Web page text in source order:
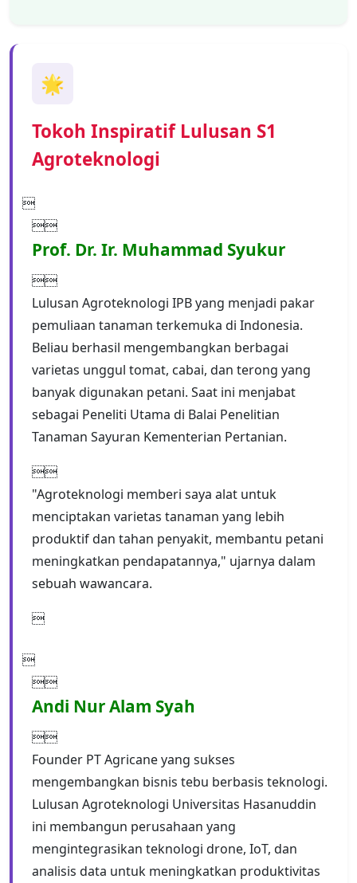
🌟
Tokoh Inspiratif Lulusan S1
Agroteknologi


Prof. Dr. Ir. Muhammad Syukur

Lulusan Agroteknologi IPB yang menjadi pakar
pemuliaan tanaman terkemuka di Indonesia.
Beliau berhasil mengembangkan berbagai
varietas unggul tomat, cabai, dan terong yang
banyak digunakan petani. Saat ini menjabat
sebagai Peneliti Utama di Balai Penelitian
Tanaman Sayuran Kementerian Pertanian.

"Agroteknologi memberi saya alat untuk
menciptakan varietas tanaman yang lebih
produktif dan tahan penyakit, membantu petani
meningkatkan pendapatannya," ujarnya dalam
sebuah wawancara.



Andi Nur Alam Syah

Founder PT Agricane yang sukses
mengembangkan bisnis tebu berbasis teknologi.
Lulusan Agroteknologi Universitas Hasanuddin
ini membangun perusahaan yang
mengintegrasikan teknologi drone, IoT, dan
analisis data untuk meningkatkan produktivitas